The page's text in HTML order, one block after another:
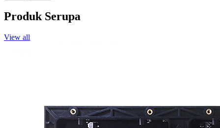
Produk Serupa
View all